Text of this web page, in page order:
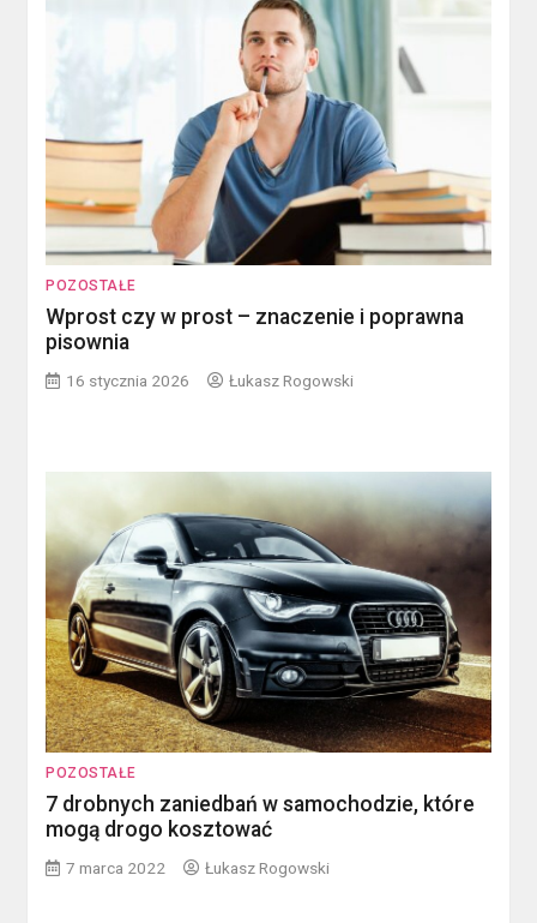
POZOSTAŁE
Wprost czy w prost – znaczenie i poprawna
pisownia
16 stycznia 2026 Łukasz Rogowski
POZOSTAŁE
7 drobnych zaniedbań w samochodzie, które
mogą drogo kosztować
7 marca 2022 Łukasz Rogowski